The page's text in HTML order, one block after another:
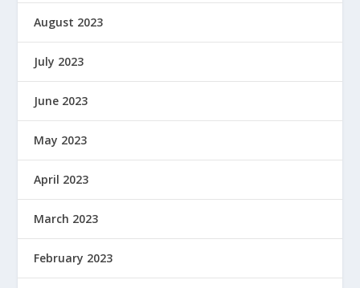
August 2023
July 2023
June 2023
May 2023
April 2023
March 2023
February 2023